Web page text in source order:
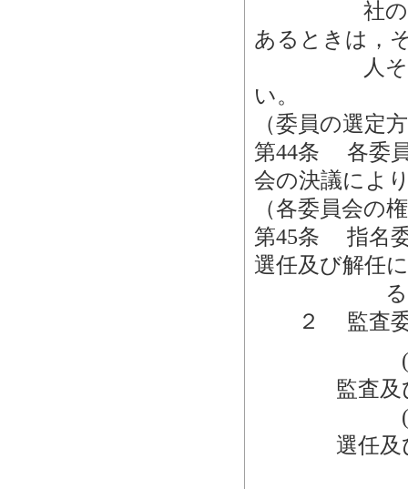
社の子会
あるときは，
人その他
い。
（委員の選定
第44条 各委
会の決議によ
（各委員会の
第45条 指名
選任及び解任
る
２ 監査委員
(1)
監査
(2)
選任及